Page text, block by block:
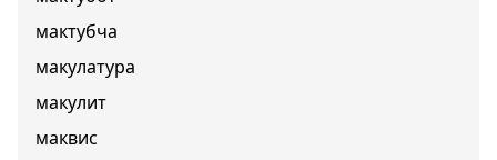
мактубча
макулатура
макулит
маквис